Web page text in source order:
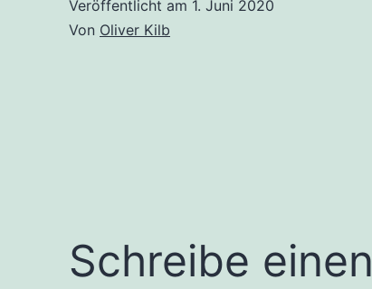
Veröffentlicht am 1. Juni 2020
Von Oliver Kilb
Schreibe einen